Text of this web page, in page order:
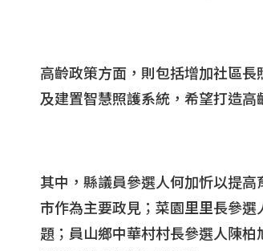
高齡政策方面，則包括增加社區
及建置智慧照護系統，希望打造高
其中，縣議員參選人何加忻以提
市作為主要政見；菜園里里長參
題；員山鄉中華村村長參選人陳